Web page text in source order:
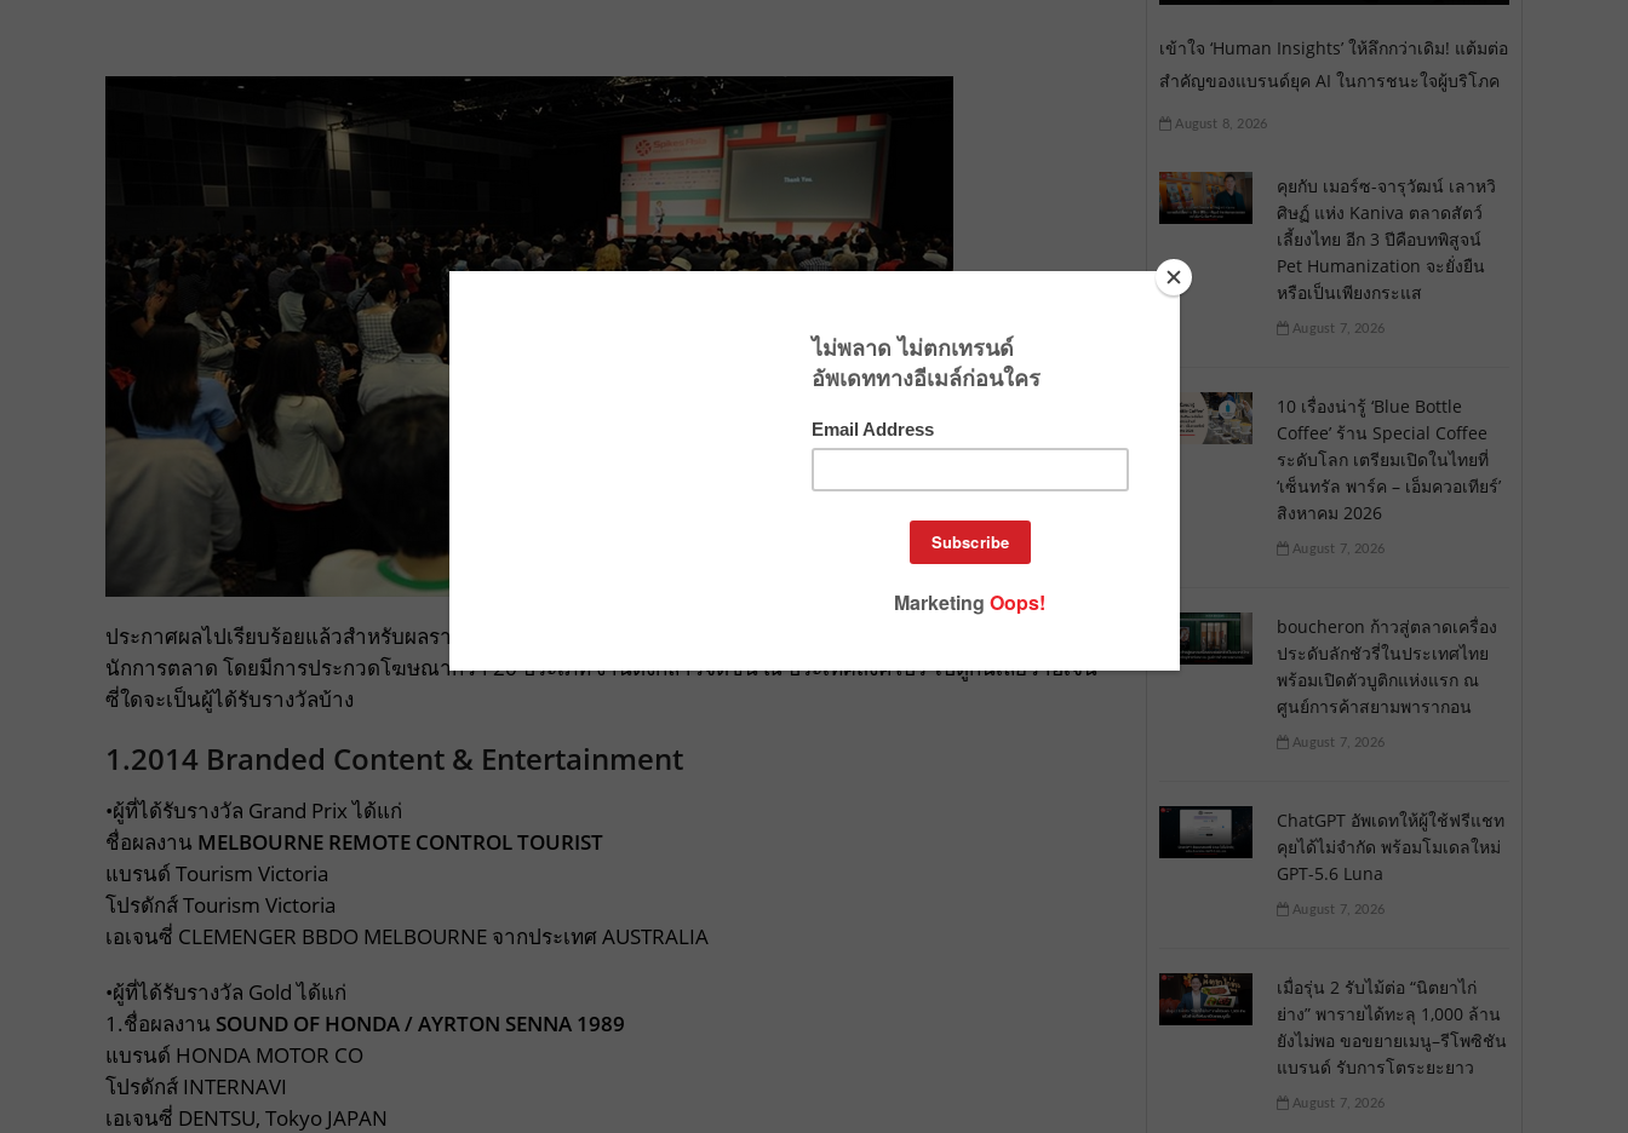
ประกาศผลไปเรียบร้อยแล้วสำหรับผลรางวัล Spikes Asia 2014 ซึ่งงานนี้มีทั้งงานสัมมนาของนักโฆษณา และ
นักการตลาด โดยมีการประกวดโฆษณากว่า 20 ประเภท งานดังกล่าวจัดขึ้น ณ ประเทศสิงคโปร์ ไปดูกันเลยว่าอเจน
ซี่ใดจะเป็นผู้ได้รับรางวัลบ้าง
1.2014 Branded Content & Entertainment
•ผู้ที่ได้รับรางวัล Grand Prix ได้แก่
ชื่อผลงาน MELBOURNE REMOTE CONTROL TOURIST
แบรนด์ Tourism Victoria
โปรดักส์ Tourism Victoria
เอเจนซี่ CLEMENGER BBDO MELBOURNE จากประเทศ AUSTRALIA
•ผู้ที่ได้รับรางวัล Gold ได้แก่
1.ชื่อผลงาน SOUND OF HONDA / AYRTON SENNA 1989
แบรนด์ HONDA MOTOR CO
โปรดักส์ INTERNAVI
เอเจนซี่ DENTSU, Tokyo JAPAN
เข้าใจ ‘Human Insights’ ให้ลึกกว่าเดิม! แต้มต่อ
สำคัญของแบรนด์ยุค AI ในการชนะใจผู้บริโภค
August 8, 2026
คุยกับ เมอร์ซ-จารุวัฒน์ เลาหวิ
ศิษฏ์ แห่ง Kaniva ตลาดสัตว์
เลี้ยงไทย อีก 3 ปีคือบทพิสูจน์
Pet Humanization จะยั่งยืน
หรือเป็นเพียงกระแส
August 7, 2026
10 เรื่องน่ารู้ ‘Blue Bottle
Coffee’ ร้าน Special Coffee
ระดับโลก เตรียมเปิดในไทยที่
‘เซ็นทรัล พาร์ค – เอ็มควอเทียร์’
สิงหาคม 2026
August 7, 2026
boucheron ก้าวสู่ตลาดเครื่อง
ประดับลักชัวรี่ในประเทศไทย
พร้อมเปิดตัวบูติกแห่งแรก ณ
ศูนย์การค้าสยามพารากอน
August 7, 2026
ChatGPT อัพเดทให้ผู้ใช้ฟรีแชท
คุยได้ไม่จำกัด พร้อมโมเดลใหม่
GPT-5.6 Luna
August 7, 2026
เมื่อรุ่น 2 รับไม้ต่อ “นิตยาไก่
ย่าง” พารายได้ทะลุ 1,000 ล้าน
ยังไม่พอ ขอขยายเมนู–รีโพซิชัน
แบรนด์ รับการโตระยะยาว
August 7, 2026